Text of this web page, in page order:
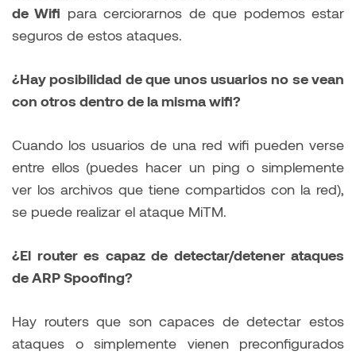
de Wifi para cerciorarnos de que podemos estar
seguros de estos ataques.
¿Hay posibilidad de que unos usuarios no se vean
con otros dentro de la misma wifi?
Cuando los usuarios de una red wifi pueden verse
entre ellos (puedes hacer un ping o simplemente
ver los archivos que tiene compartidos con la red),
se puede realizar el ataque MiTM.
¿El router es capaz de detectar/detener ataques
de ARP Spoofing?
Hay routers que son capaces de detectar estos
ataques o simplemente vienen preconfigurados